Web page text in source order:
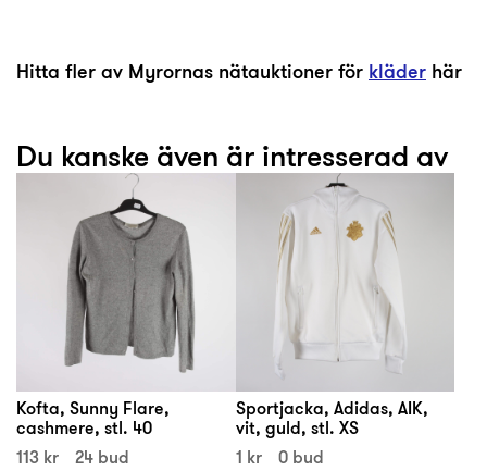
Hitta fler av Myrornas nätauktioner för kläder här
Du kanske även är intresserad av
Kofta, Sunny Flare,
cashmere, stl. 40
113 kr
24 bud
Sportjacka, Adidas, AIK,
vit, guld, stl. XS
1 kr
0 bud